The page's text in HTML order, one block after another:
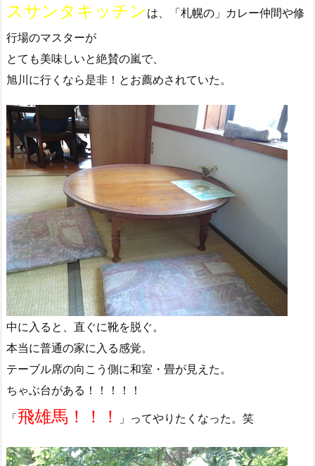
スサンタキッチン は、「札幌の」カレー仲間や修
行場のマスターが
とても美味しいと絶賛の嵐で、
旭川に行くなら是非！とお薦めされていた。
中に入ると、直ぐに靴を脱ぐ。
本当に普通の家に入る感覚。
テーブル席の向こう側に和室・畳が見えた。
ちゃぶ台がある！！！！！
「飛雄馬！！！ 」ってやりたくなった。笑